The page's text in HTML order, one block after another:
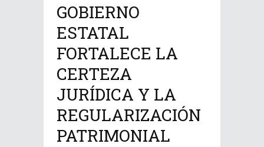
GOBIERNO
ESTATAL
FORTALECE LA
CERTEZA
JURÍDICA Y LA
REGULARIZACIÓN
PATRIMONIAL